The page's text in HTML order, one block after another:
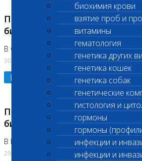
биохимия крови
взятие проб и
витамины
гематология
генетика других
генетика кошек
генетика собак
генетические
гистология и
гормоны
гормоны
инфекции и
инфекции и
Приостановлено
биохимических исследований
В Сколково. Код (123,309,310)
30.07.2026
Подробнее
Приостановлено
биохимических
В Бутово 29.07.26
29.07.2026